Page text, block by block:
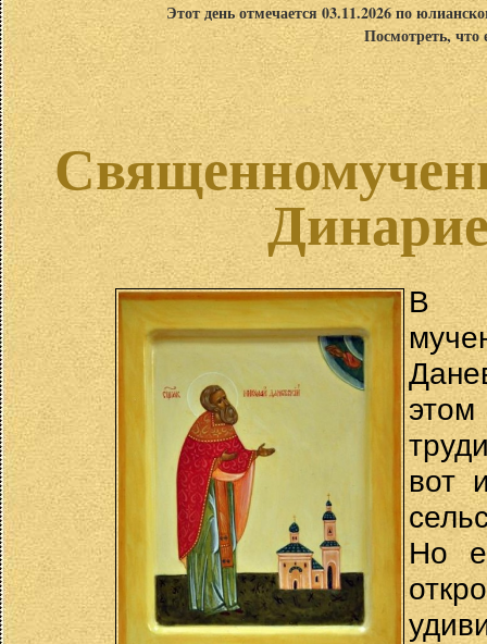
Этот день отмечается 03.11.2026 по
Посмотреть,
В
вот
Но